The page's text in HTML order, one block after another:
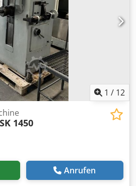
1 / 12
1450
Anrufen